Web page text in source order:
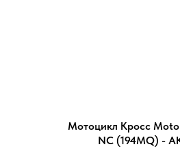
Мотоцикл Кросс
NC (194MQ) -